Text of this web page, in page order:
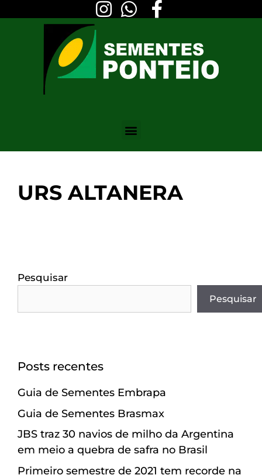
URS ALTANERA
Pesquisar
Pesquisar
Posts recentes
Guia de Sementes Embrapa
Guia de Sementes Brasmax
JBS traz 30 navios de milho da Argentina
em meio a quebra de safra no Brasil
Primeiro semestre de 2021 tem recorde na